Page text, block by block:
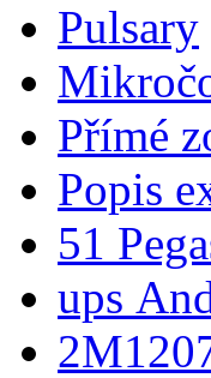
Pulsary
Přímé
Popis
51
ups